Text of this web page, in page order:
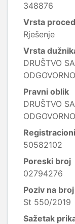
348876
Vrsta
Rješenje
Vrsta
DRUŠTVO
Pravni oblik
DRUŠTVO
50582102
Poreski broj
02794276
Poziv na broj
St 550/2019
Sažetak